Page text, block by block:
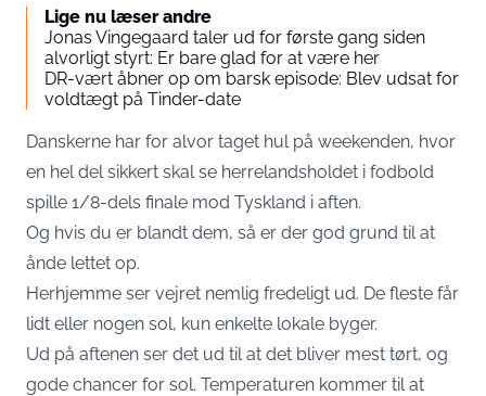
Lige nu læser andre
Jonas Vingegaard taler ud for første gang siden
alvorligt styrt: Er bare glad for at være her
DR-vært åbner op om barsk episode: Blev udsat for
voldtægt på Tinder-date
Danskerne har for alvor taget hul på weekenden, hvor
en hel del sikkert skal se herrelandsholdet i fodbold
spille 1/8-dels finale mod Tyskland i aften.
Og hvis du er blandt dem, så er der god grund til at
ånde lettet op.
Herhjemme ser vejret nemlig fredeligt ud. De fleste får
lidt eller nogen sol, kun enkelte lokale byger.
Ud på aftenen ser det ud til at det bliver mest tørt, og
gode chancer for sol. Temperaturen kommer til at